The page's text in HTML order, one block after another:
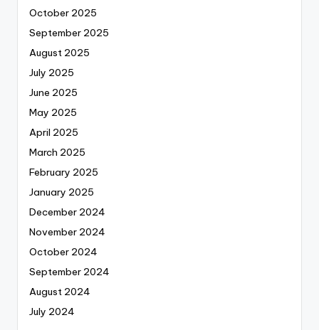
October 2025
September 2025
August 2025
July 2025
June 2025
May 2025
April 2025
March 2025
February 2025
January 2025
December 2024
November 2024
October 2024
September 2024
August 2024
July 2024